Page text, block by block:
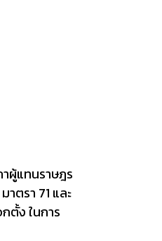
ผู้แทนราษฎร
ตรา 71 และ
ตั้ง ในการ